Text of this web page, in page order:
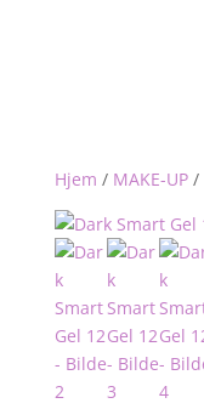
Hjem / MAKE-UP/